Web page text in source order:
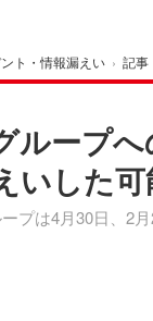
ト・情報漏えい › 記事
ループ
いした
プは4月30日、2